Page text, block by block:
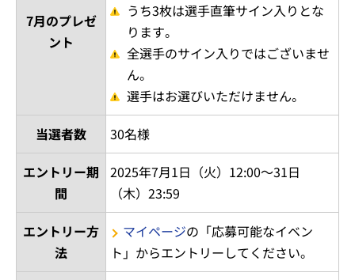
7月のプレゼ
ント
うち3枚は選手直筆サイン入りとな
ります。
全選手のサイン入りではございませ
ん。
選手はお選びいただけません。
当選者数
30名様
エントリー期
間
2025年7月1日（火）12:00～31日
（木）23:59
エントリー方
法
マイページの「応募可能なイベン
ト」からエントリーしてください。